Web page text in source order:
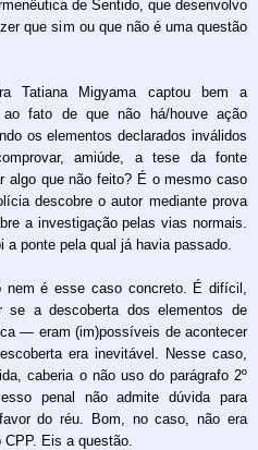
de Sentido, que desenvolvo
que sim ou que não é uma questão
Tatiana Migyama captou bem a
ao fato de que não há/houve ação
os elementos declarados inválidos
amiúde, a tese da fonte
algo que não feito? É o mesmo caso
descobre o autor mediante prova
a investigação pelas vias normais.
ponte pela qual já havia passado.
é esse caso concreto. É difícil,
se a descoberta dos elementos de
— eram (im)possíveis de acontecer
era inevitável. Nesse caso,
caberia o não uso do parágrafo 2º
penal não admite dúvida para
do réu. Bom, no caso, não era
Eis a questão.